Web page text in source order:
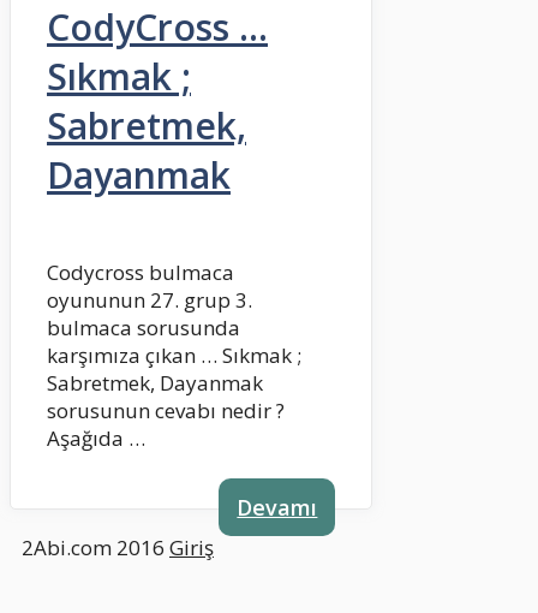
CodyCross …
Sıkmak ;
Sabretmek,
Dayanmak
Codycross bulmaca
oyununun 27. grup 3.
bulmaca sorusunda
karşımıza çıkan … Sıkmak ;
Sabretmek, Dayanmak
sorusunun cevabı nedir ?
Aşağıda …
Devamı
2Abi.com 2016 Giriş